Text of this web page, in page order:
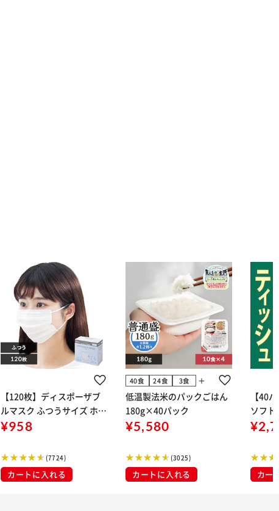
【120枚】ディスポーザブ
ルマスク ふつうサイズ ホワ
イト 大容量 DISPOSABLE
布
¥958
(7724)
カートに入れる
40食 24食 3食 add
低温製法米のパックごはん
180g×40パック
¥5,580
(3025)
カートに入れる
【40
ソフト
組) 5
カー